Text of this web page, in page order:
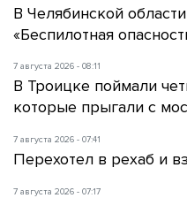
В Челябинской
«Беспилотная
7 августа 2026 - 08:11
В Троицке поймали
которые прыгали с
7 августа 2026 - 07:41
Перехотел в рехаб и
7 августа 2026 - 07:17